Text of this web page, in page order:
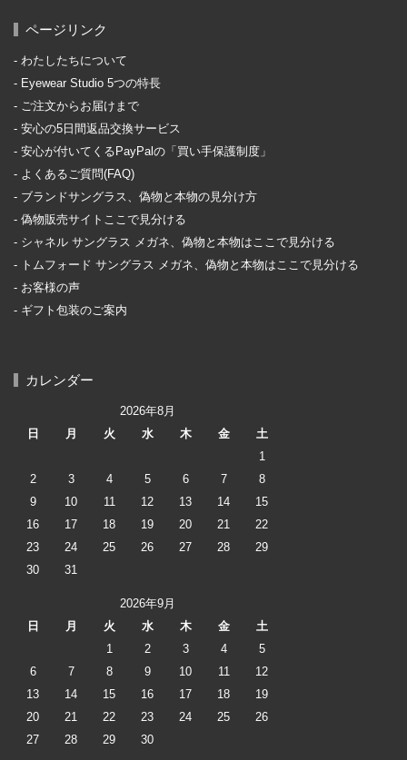
ページリンク
わたしたちについて
Eyewear Studio 5つの特長
ご注文からお届けまで
安心の5日間返品交換サービス
安心が付いてくるPayPalの「買い手保護制度」
よくあるご質問(FAQ)
ブランドサングラス、偽物と本物の見分け方
偽物販売サイトここで見分ける
シャネル サングラス メガネ、偽物と本物はここで見分ける
トムフォード サングラス メガネ、偽物と本物はここで見分ける
お客様の声
ギフト包装のご案内
カレンダー
2026年8月
日
月 火 水 木 金
土
1
2
3 4 5 6 7
8
9
10 11 12 13 14
15
16
17 18 19 20 21
22
23
24 25 26 27 28
29
30
31
2026年9月
日
月 火 水 木 金
土
1
2 3 4
5
6
7 8 9 10 11
12
13
14 15 16 17 18
19
20
21 22 23 24 25
26
27
28 29 30